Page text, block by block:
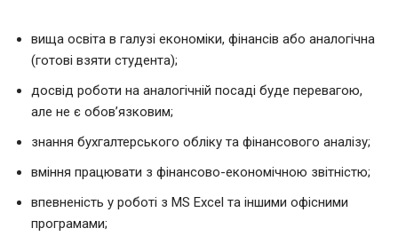
вища освіта в галузі економіки, фінансів або аналогічна
(готові взяти студента);
досвід роботи на аналогічній посаді буде перевагою,
але не є обов’язковим;
знання бухгалтерського обліку та фінансового аналізу;
вміння працювати з фінансово-економічною звітністю;
впевненість у роботі з MS Excel та іншими офісними
програмами;